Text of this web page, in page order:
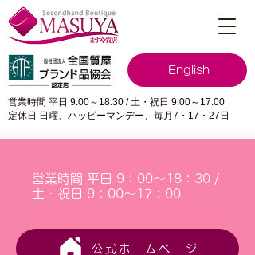
English
営業時間 平日 9:00～18:30 / 土・祝日 9:00～17:00
定休日 日曜、ハッピーマンデー、毎月7・17・27日
営業時間 平日 9：00～18：30 /
土・祝日 9：00～17：00
公式ホームページ